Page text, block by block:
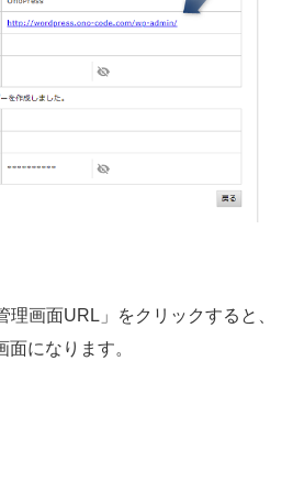
理画面URL」をクリックすると、
になります。